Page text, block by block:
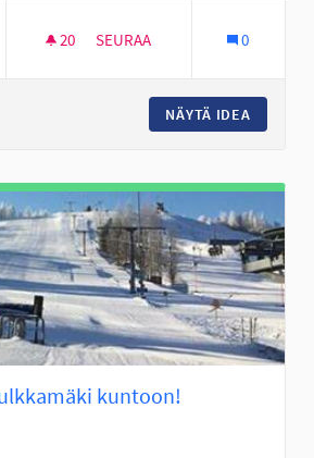
20 20 SEURAAJAA
SEURAA 0
NÄYTÄ IDEA
kuntoon!